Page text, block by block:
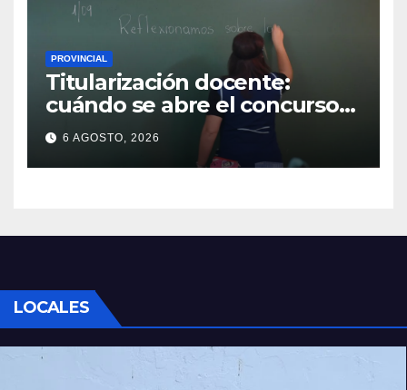
PROVINCIAL
Titularización docente:
cuándo se abre el concurso
para ocupar cargos y horas
6 AGOSTO, 2026
LOCALES